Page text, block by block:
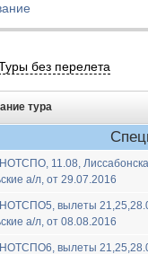
без перелета
тура
11.08,
а/л, от 29.07.2016
вылеты
а/л, от 08.08.2016
вылеты